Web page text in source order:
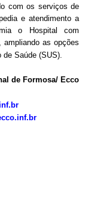
com os serviços de
e atendimento a
o Hospital com
ampliando as opções
de Saúde (SUS).
de Formosa/ Ecco